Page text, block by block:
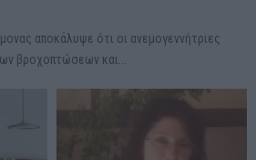
αποκάλυψε ότι οι ανεμογεννήτριες
βροχοπτώσεων και...